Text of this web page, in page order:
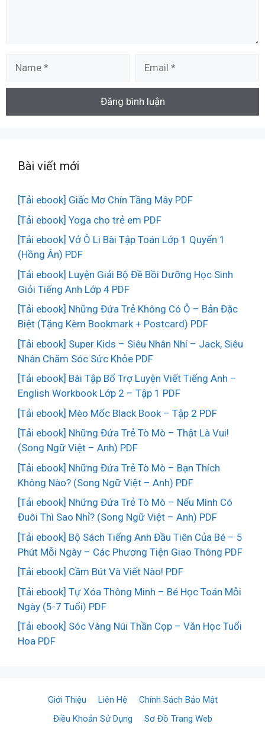
Bài viết mới
[Tải ebook] Giấc Mơ Chín Tầng Mây PDF
[Tải ebook] Yoga cho trẻ em PDF
[Tải ebook] Vở Ô Li Bài Tập Toán Lớp 1 Quyển 1
(Hồng Ân) PDF
[Tải ebook] Luyện Giải Bộ Đề Bồi Dưỡng Học Sinh
Giỏi Tiếng Anh Lớp 4 PDF
[Tải ebook] Những Đứa Trẻ Không Có Ô – Bản Đặc
Biệt (Tặng Kèm Bookmark + Postcard) PDF
[Tải ebook] Super Kids – Siêu Nhân Nhí – Jack, Siêu
Nhân Chăm Sóc Sức Khỏe PDF
[Tải ebook] Bài Tập Bổ Trợ Luyện Viết Tiếng Anh –
English Workbook Lớp 2 – Tập 1 PDF
[Tải ebook] Mèo Mốc Black Book – Tập 2 PDF
[Tải ebook] Những Đứa Trẻ Tò Mò – Thật Là Vui!
(Song Ngữ Việt – Anh) PDF
[Tải ebook] Những Đứa Trẻ Tò Mò – Bạn Thích
Không Nào? (Song Ngữ Việt – Anh) PDF
[Tải ebook] Những Đứa Trẻ Tò Mò – Nếu Mình Có
Đuôi Thì Sao Nhỉ? (Song Ngữ Việt – Anh) PDF
[Tải ebook] Bộ Sách Tiếng Anh Đầu Tiên Của Bé – 5
Phút Mỗi Ngày – Các Phương Tiện Giao Thông PDF
[Tải ebook] Cầm Bút Và Viết Nào! PDF
[Tải ebook] Tự Xóa Thông Minh – Bé Học Toán Mỗi
Ngày (5-7 Tuổi) PDF
[Tải ebook] Sóc Vàng Núi Thần Cọp – Văn Học Tuổi
Hoa PDF
Giới Thiệu Liên Hệ
Chính Sách Bảo Mật
Điều Khoản Sử Dụng
Sơ Đồ Trang Web